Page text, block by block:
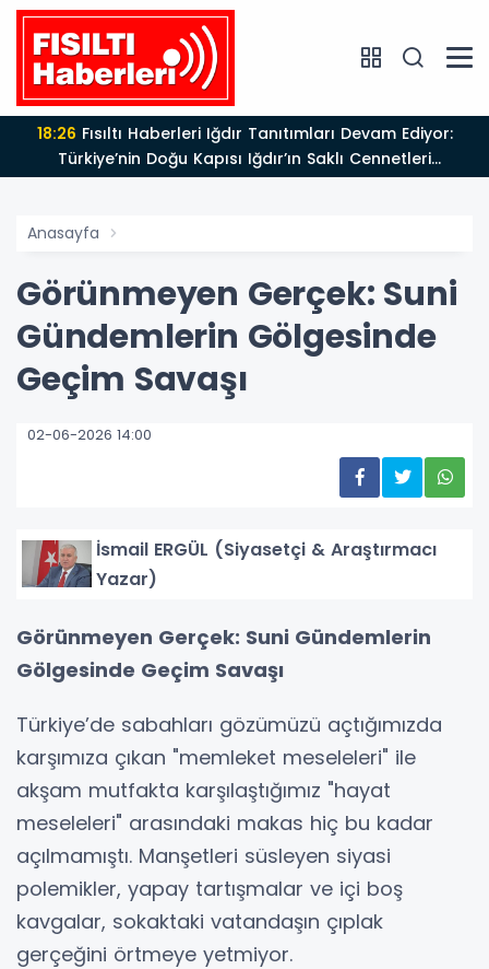
18:26
Türkiye’nin Doğu Kapısı Iğdır’ın Saklı Cennetleri
Keşfedilmeyi Bekliyor
Anasayfa
Görünmeyen Gerçek: Suni
Gündemlerin Gölgesinde
Geçim Savaşı
02-06-2026 14:00
İsmail ERGÜL (Siyasetçi & Araştırmacı
Yazar)
Görünmeyen Gerçek: Suni Gündemlerin
Gölgesinde Geçim Savaşı
Türkiye’de sabahları gözümüzü açtığımızda
karşımıza çıkan "memleket meseleleri" ile
akşam mutfakta karşılaştığımız "hayat
meseleleri" arasındaki makas hiç bu kadar
açılmamıştı. Manşetleri süsleyen siyasi
polemikler, yapay tartışmalar ve içi boş
kavgalar, sokaktaki vatandaşın çıplak
gerçeğini örtmeye yetmiyor.